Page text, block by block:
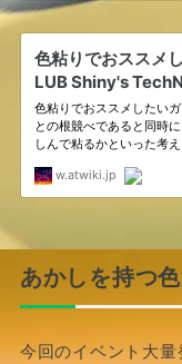
あかしを持つ
今回のイベント大